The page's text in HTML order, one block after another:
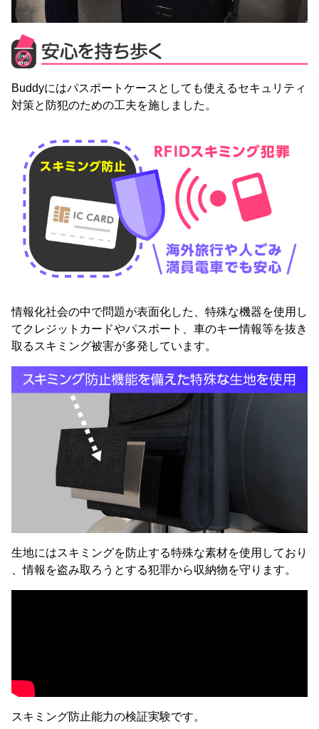
Buddyにはパスポートケースとしても使えるセキュリティ
対策と防犯のための工夫を施しました。
情報化社会の中で問題が表面化した、特殊な機器を使用し
てクレジットカードやパスポート、車のキー情報等を抜き
取るスキミング被害が多発しています。
生地にはスキミングを防止する特殊な素材を使用しており
、情報を盗み取ろうとする犯罪から収納物を守ります。
スキミング防止能力の検証実験です。